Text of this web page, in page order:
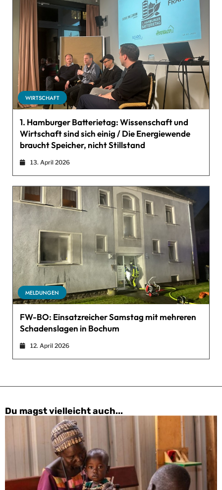
WIRTSCHAFT
1. Hamburger Batterietag: Wissenschaft und
Wirtschaft sind sich einig / Die Energiewende
braucht Speicher, nicht Stillstand
13. April 2026
MELDUNGEN
FW-BO: Einsatzreicher Samstag mit mehreren
Schadenslagen in Bochum
12. April 2026
Du magst vielleicht auch...